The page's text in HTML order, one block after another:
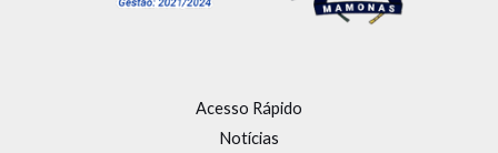
Acesso Rápido
Notícias